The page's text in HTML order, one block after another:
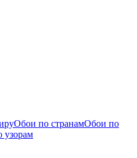
Обои по странамОбои по
узорам